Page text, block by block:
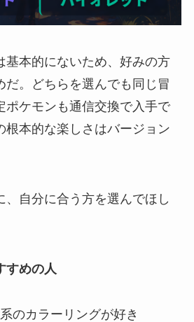
基本的にないため、好みの方
だ。どちらを選んでも同じ冒
ポケモンも通信交換で入手で
根本的な楽しさはバージョン
、自分に合う方を選んでほし
すめの人
のカラーリングが好き